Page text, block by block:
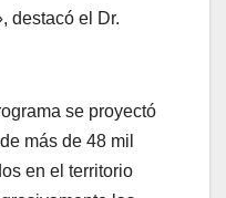
destacó el Dr.
se proyectó
más de 48 mil
en el territorio